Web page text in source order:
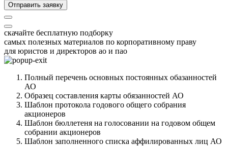
Отправить заявку
скачайте бесплатную подборку
самых полезных материалов по корпоративному праву
для юристов и директоров ао и пао
Полный перечень основных постоянных обазанностей
АО
Образец составления карты обязанностей АО
Шаблон протокола годового общего собрания
акционеров
Шаблон бюллетеня на голосовании на годовом общем
собрании акционеров
Шаблон заполненного списка аффилированных лиц АО